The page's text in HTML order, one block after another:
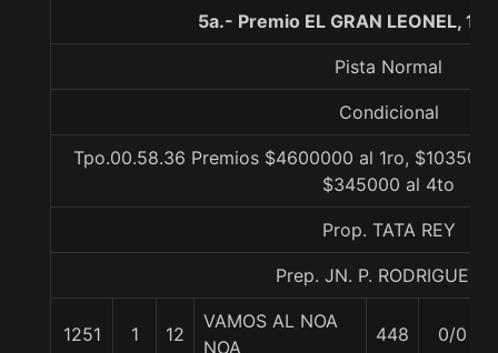
5a.- Premio EL GRAN LEONEL,
Pista Normal
Condicional
Tpo.00.58.36 Premios $4600000 al 1ro,
$345000 al 4to
Prop. TATA REY
Prep. JN. P. RODRIGUEZ
1251 1 12
VAMOS AL NOA
NOA
448 0/0